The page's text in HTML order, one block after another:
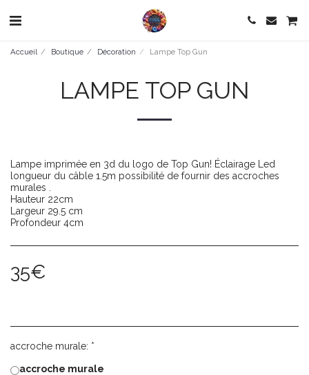
Accueil Boutique Décoration Lampe Top Gun
LAMPE TOP GUN
Lampe imprimée en 3d du logo de Top Gun! Éclairage Led
longueur du câble 1.5m possibilité de fournir des accroches
murales .
Hauteur 22cm
Largeur 29.5 cm
Profondeur 4cm
35€
accroche murale: *
accroche murale